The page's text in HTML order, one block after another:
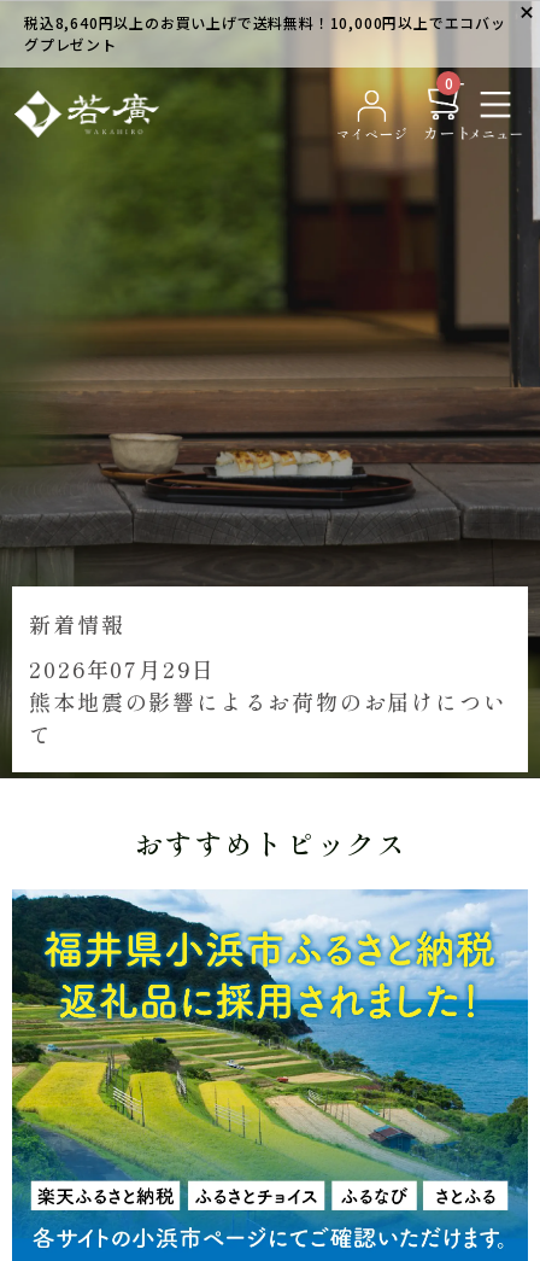
税込8,640円以上のお買い上げで送料無料！10,000円以上でエコバッ
グプレゼント
0
新着情報
2026年07月29日
熊本地震の影響によるお荷物のお届けについ
て
おすすめトピックス